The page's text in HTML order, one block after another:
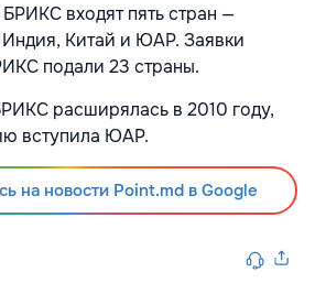
входят пять стран —
Китай и ЮАР. Заявки
подали 23 страны.
расширялась в 2010 году,
вступила ЮАР.
на новости Point.md в Google